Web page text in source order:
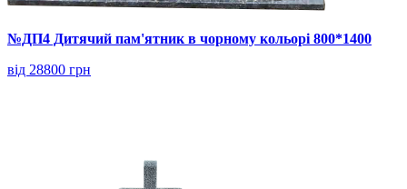
№ДП4 Дитячий пам'ятник в чорному кольорі 800*1400
від 28800 грн